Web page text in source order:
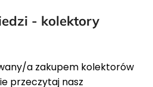
- kolektory
a zakupem kolektorów
przeczytaj nasz